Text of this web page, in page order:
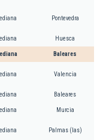
Pontevedra
Huesca
Baleares
Valencia
Baleares
Murcia
Palmas (las)